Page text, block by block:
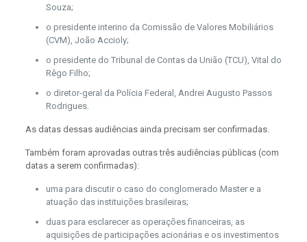
Souza;
o presidente interino da Comissão de Valores Mobiliários
(CVM), João Accioly;
o presidente do Tribunal de Contas da União (TCU), Vital do
Rêgo Filho;
o diretor-geral da Polícia Federal, Andrei Augusto Passos
Rodrigues.
As datas dessas audiências ainda precisam ser confirmadas.
Também foram aprovadas outras três audiências públicas (com
datas a serem confirmadas):
uma para discutir o caso do conglomerado Master e a
atuação das instituições brasileiras;
duas para esclarecer as operações financeiras, as
aquisições de participações acionárias e os investimentos